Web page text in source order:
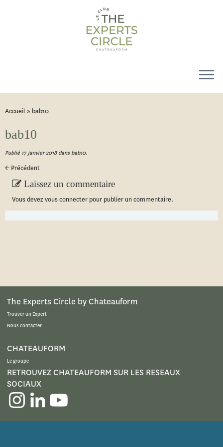
Accueil» bab10
bab10
Publié 17 janvier 2018dansbab10.
← Précédent
Laissez un commentaire
Vous devezvous connecter pour publier un commentaire.
The Experts Circle by Chateauform
Trouver un Expert
Nous contacter
CHATEAUFORM
Le groupe
RETROUVEZ CHATEAUFORM SUR LES RESEAUX
SOCIAUX